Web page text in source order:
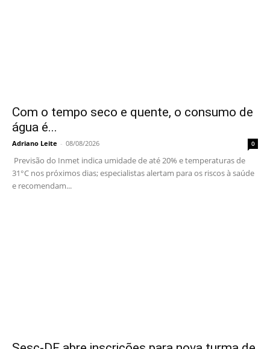
Com o tempo seco e quente, o consumo de
água é...
Adriano Leite - 08/08/2026 0
Previsão do Inmet indica umidade de até 20% e temperaturas de
31°C nos próximos dias; especialistas alertam para os riscos à saúde
e recomendam...